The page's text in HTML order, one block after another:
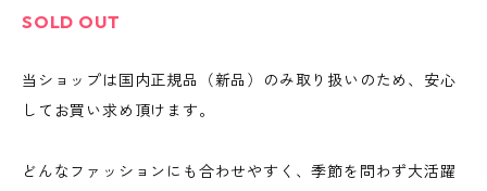
SOLD OUT
当ショップは国内正規品（新品）のみ取り扱いのため、安心
してお買い求め頂けます。
どんなファッションにも合わせやすく、季節を問わず大活躍